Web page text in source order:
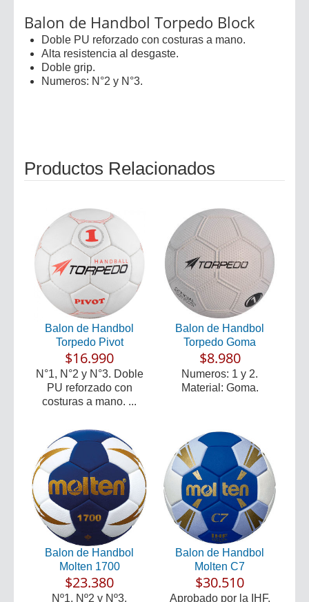
Balon de Handbol Torpedo Block
Doble PU reforzado con costuras a mano.
Alta resistencia al desgaste.
Doble grip.
Numeros: N°2 y N°3.
Productos Relacionados
Balon de Handbol
Torpedo Pivot
$16.990
N°1, N°2 y N°3. Doble
PU reforzado con
costuras a mano. ...
Balon de Handbol
Torpedo Goma
$8.980
Numeros: 1 y 2.
Material: Goma.
Balon de Handbol
Molten 1700
$23.380
Nº1, Nº2 y Nº3.
Balon de Handbol
Molten C7
$30.510
Aprobado por la IHF.